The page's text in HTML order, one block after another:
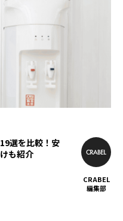
選を比較！安
も紹介
CRABEL
編集部
】リライブシャツ
？口コミや評判も
おすすめ